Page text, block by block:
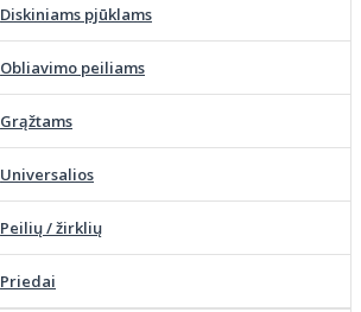
Diskiniams pjūklams
Obliavimo peiliams
Grąžtams
Universalios
Peilių / žirklių
Priedai